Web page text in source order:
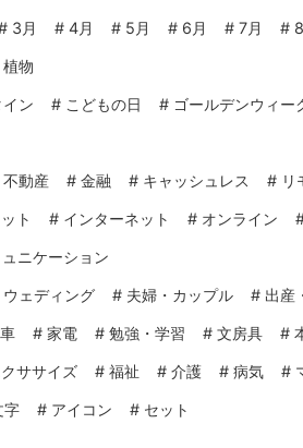
3月 # 4月 # 5月 # 6月 # 7月 #
物
ン # こどもの日 # ゴールデンウィー
不動産 # 金融 # キャッシュレス # リ
ト # インターネット # オンライン
ュニケーション
ェディング # 夫婦・カップル # 出産
# 家電 # 勉強・学習 # 文房具 #
ササイズ # 福祉 # 介護 # 病気 #
字 # アイコン # セット